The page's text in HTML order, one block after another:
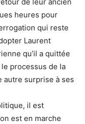
heures pour
qui reste
Laurent
qu’il a quittée
processus de la
surprise à ses
il est
est en marche